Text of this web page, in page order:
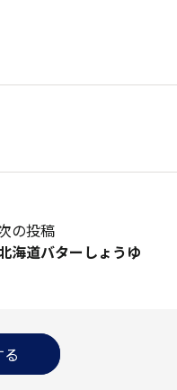
の投稿
海道バターしょうゆ